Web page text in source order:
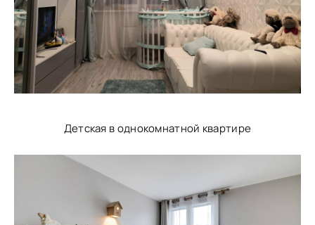
Детская в однокомнатной квартире